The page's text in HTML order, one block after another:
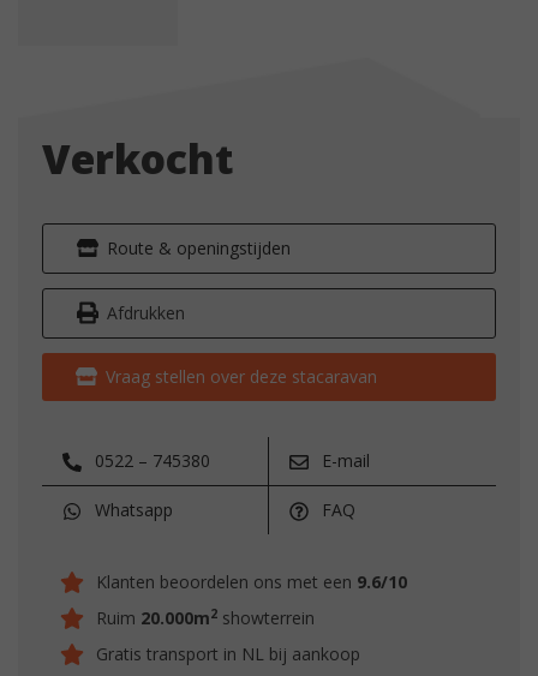
Verkocht
Route & openingstijden
Afdrukken
Vraag stellen over deze stacaravan
0522 – 745380 E-mail
Whatsapp FAQ
Klanten beoordelen ons met een 9.6/10
Ruim 20.000m2 showterrein
Gratis transport in NL bij aankoop